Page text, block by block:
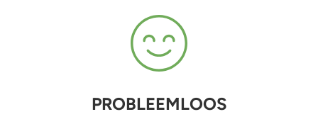
PROBLEEMLOOS